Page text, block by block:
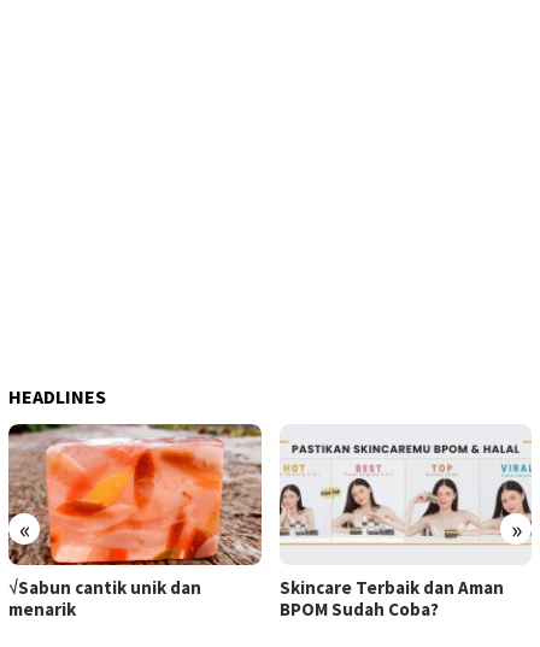
HEADLINES
« »
√Sabun cantik unik dan
menarik
Skincare Terbaik dan Aman
BPOM Sudah Coba?